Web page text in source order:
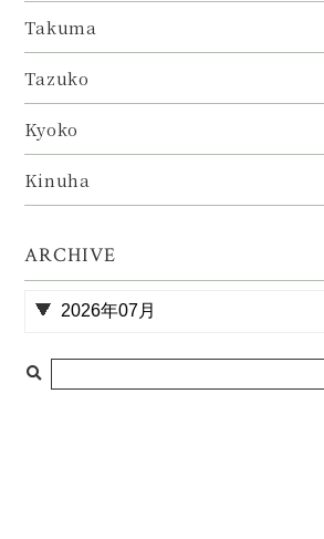
Takuma
Tazuko
Kyoko
Kinuha
ARCHIVE